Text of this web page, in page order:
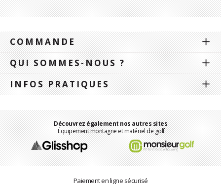
COMMANDE
QUI SOMMES-NOUS ?
INFOS PRATIQUES
Découvrez également nos autres sites
Équipement montagne et matériel de golf
Paiement en ligne sécurisé